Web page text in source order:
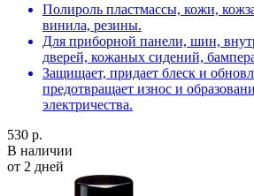
Полироль пластмассы, кожи,
винила, резины.
Для приборной панели, шин,
дверей, кожаных сидений,
Защищает, придает блеск и
предотвращает износ и
электричества.
530 р.
В наличии
от 2 дней